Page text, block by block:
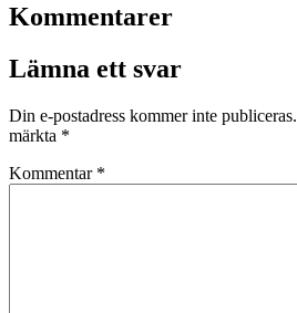
Kommentarer
Lämna ett svar
Din e-postadress kommer inte publiceras.
märkta *
Kommentar *